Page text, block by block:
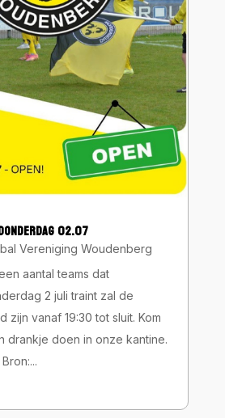
02.07
Vereniging Woudenberg
aantal teams dat
2 juli traint zal de
zijn vanaf 19:30 tot sluit. Kom
drankje doen in onze kantine.